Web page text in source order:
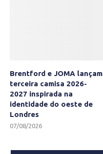
Brentford e JOMA lançam
terceira camisa 2026-
2027 inspirada na
identidade do oeste de
Londres
07/08/2026